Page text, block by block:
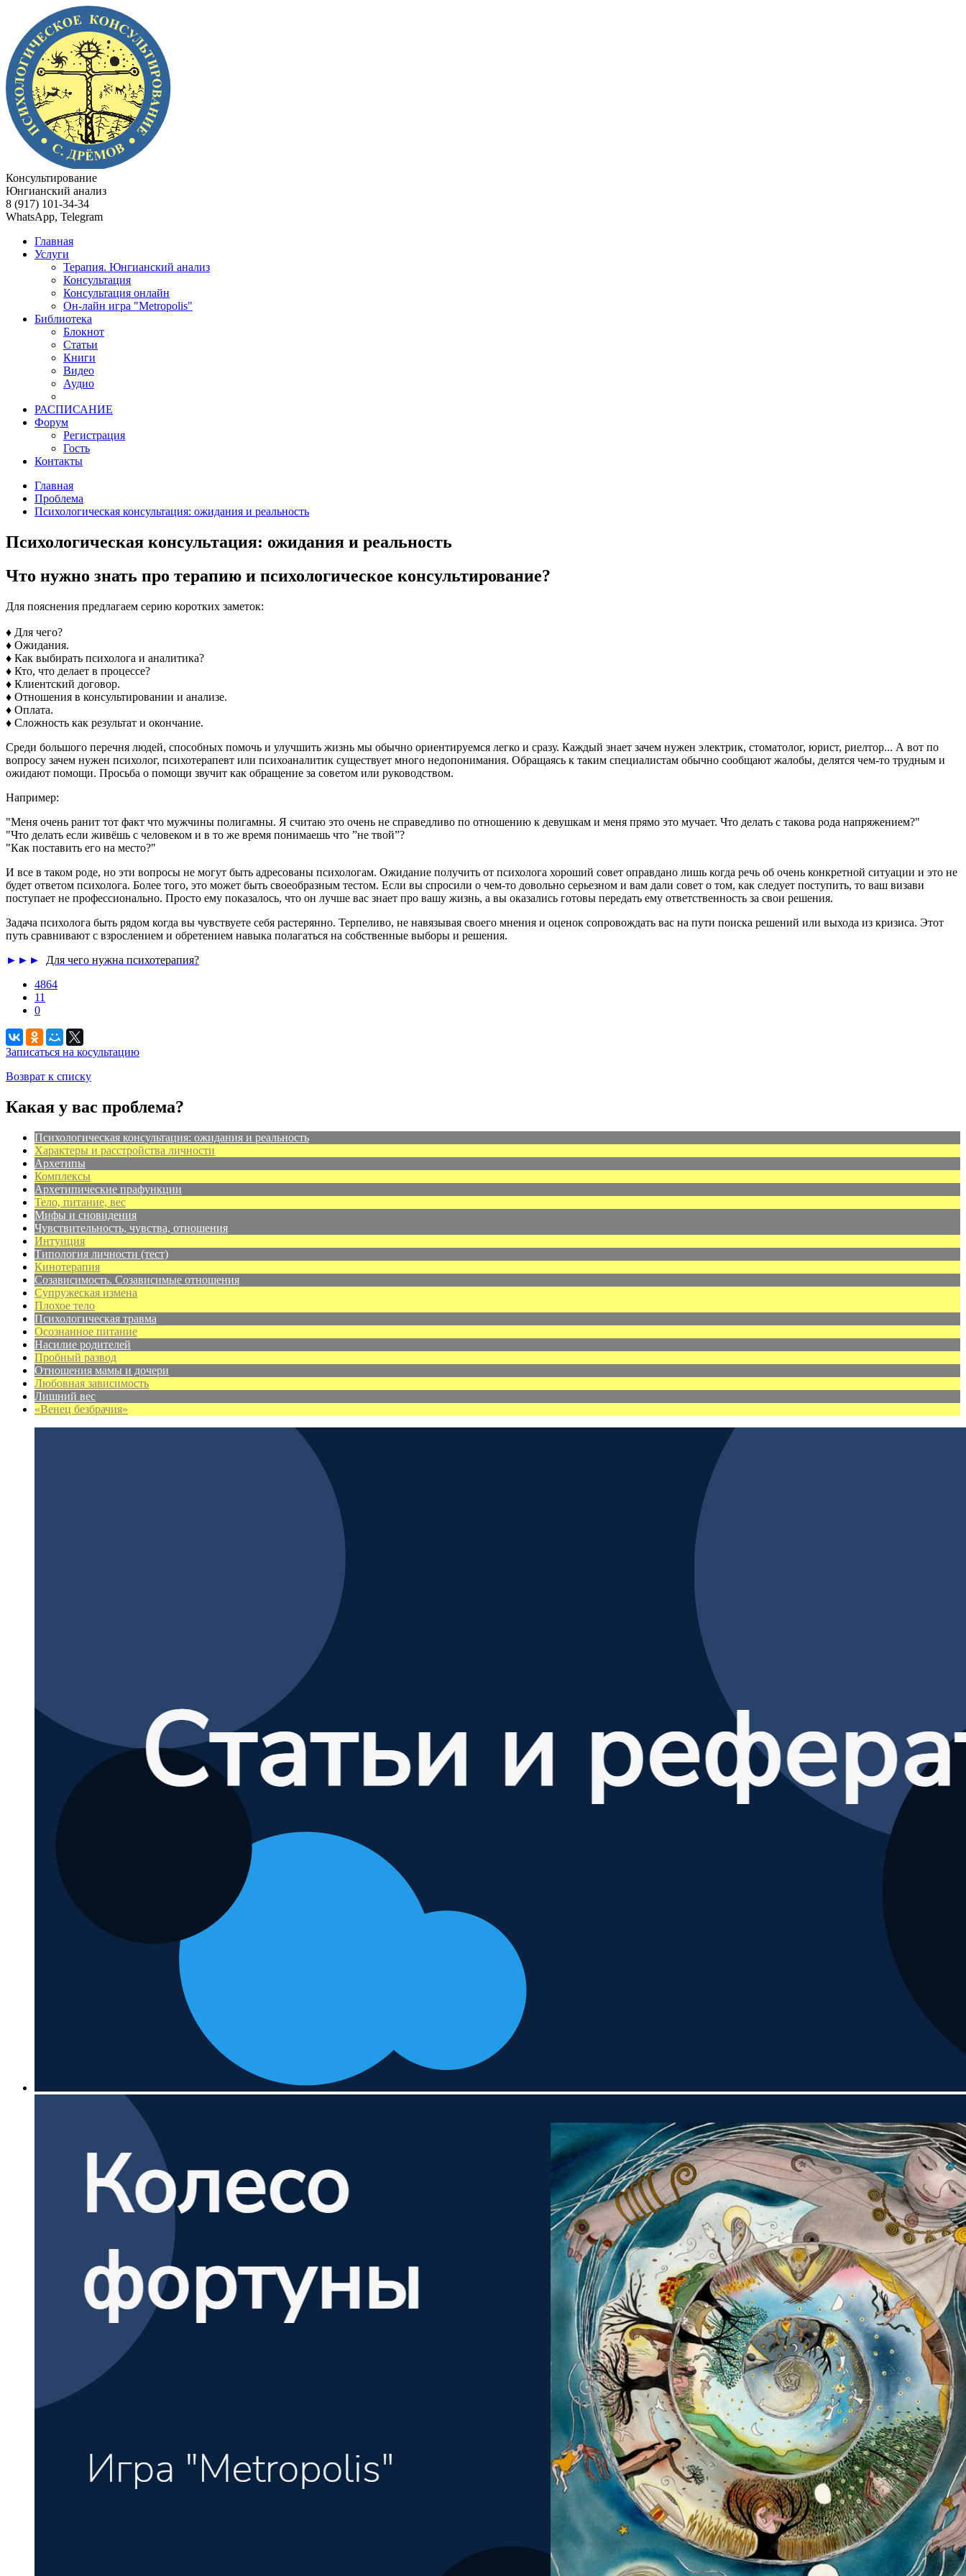
Консультирование
Юнгианский анализ
8 (917) 101-34-34
WhatsApp, Telegram
Главная
Услуги
Терапия. Юнгианский анализ
Консультация
Консультация онлайн
Он-лайн игра "Metropolis"
Библиотека
Блокнот
Статьи
Книги
Видео
Аудио
РАСПИСАНИЕ
Форум
Регистрация
Гость
Контакты
Главная
Проблема
Психологическая консультация: ожидания и реальность
Психологическая консультация: ожидания и реальность
Что нужно знать про терапию и психологическое консультирование?
Для пояснения предлагаем серию коротких заметок:
♦ Для чего?
♦ Ожидания.
♦ Как выбирать психолога и аналитика?
♦ Кто, что делает в процессе?
♦ Клиентский договор.
♦ Отношения в консультировании и анализе.
♦ Оплата.
♦ Сложность как результат и окончание.
Среди большого перечня людей, способных помочь и улучшить жизнь мы обычно ориентируемся легко и сразу. Каждый знает зачем нужен электрик, стоматолог, юрист, риелтор... А вот по
вопросу зачем нужен психолог, психотерапевт или психоаналитик существует много недопонимания. Обращаясь к таким специалистам обычно сообщают жалобы, делятся чем-то трудным и
ожидают помощи. Просьба о помощи звучит как обращение за советом или руководством.
Например:
"Меня очень ранит тот факт что мужчины полигамны. Я считаю это очень не справедливо по отношению к девушкам и меня прямо это мучает. Что делать с такова рода напряжением?"
"Что делать если живёшь с человеком и в то же время понимаешь что ”не твой”?
"Как поставить его на место?"
И все в таком роде, но эти вопросы не могут быть адресованы психологам. Ожидание получить от психолога хороший совет оправдано лишь когда речь об очень конкретной ситуации и это не
будет ответом психолога. Более того, это может быть своеобразным тестом. Если вы спросили о чем-то довольно серьезном и вам дали совет о том, как следует поступить, то ваш визави
поступает не профессионально. Просто ему показалось, что он лучше вас знает про вашу жизнь, а вы оказались готовы передать ему ответственность за свои решения.
Задача психолога быть рядом когда вы чувствуете себя растерянно. Терпеливо, не навязывая своего мнения и оценок сопровождать вас на пути поиска решений или выхода из кризиса. Этот
путь сравнивают с взрослением и обретением навыка полагаться на собственные выборы и решения.
►►►
Для чего нужна психотерапия?
4864
11
0
Записаться на косультацию
Возврат к списку
Какая у вас проблема?
Психологическая консультация: ожидания и реальность
Характеры и расстройства личности
Архетипы
Комплексы
Архетипические прафункции
Тело, питание, вес
Мифы и сновидения
Чувствительность, чувства, отношения
Интуиция
Типология личности (тест)
Кинотерапия
Созависимость. Созависимые отношения
Супружеская измена
Плохое тело
Психологическая травма
Осознанное питание
Насилие родителей
Пробный развод
Отношения мамы и дочери
Любовная зависимость
Лишний вес
«Венец безбрачия»